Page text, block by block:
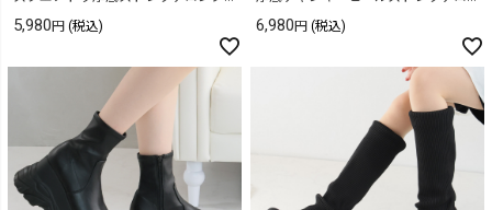
5,980 (税込) 6,980 (税込)